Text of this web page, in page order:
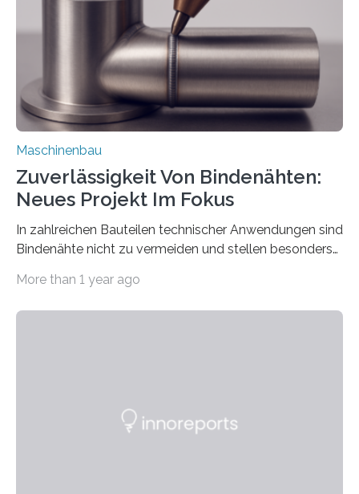
einzubinden. Sankt Augustin – Zur Messe FACHPACK
vom 23. bis 25. September in Nürnberg…
Maschinenbau
Zuverlässigkeit Von Bindenähten:
Neues Projekt Im Fokus
In zahlreichen Bauteilen technischer Anwendungen sind
Bindenähte nicht zu vermeiden und stellen besonders
Matrixmaterials eine große Herausforderung dar.
Durch den verstärkten Einsatz von Rezyklaten
More than 1 year ago